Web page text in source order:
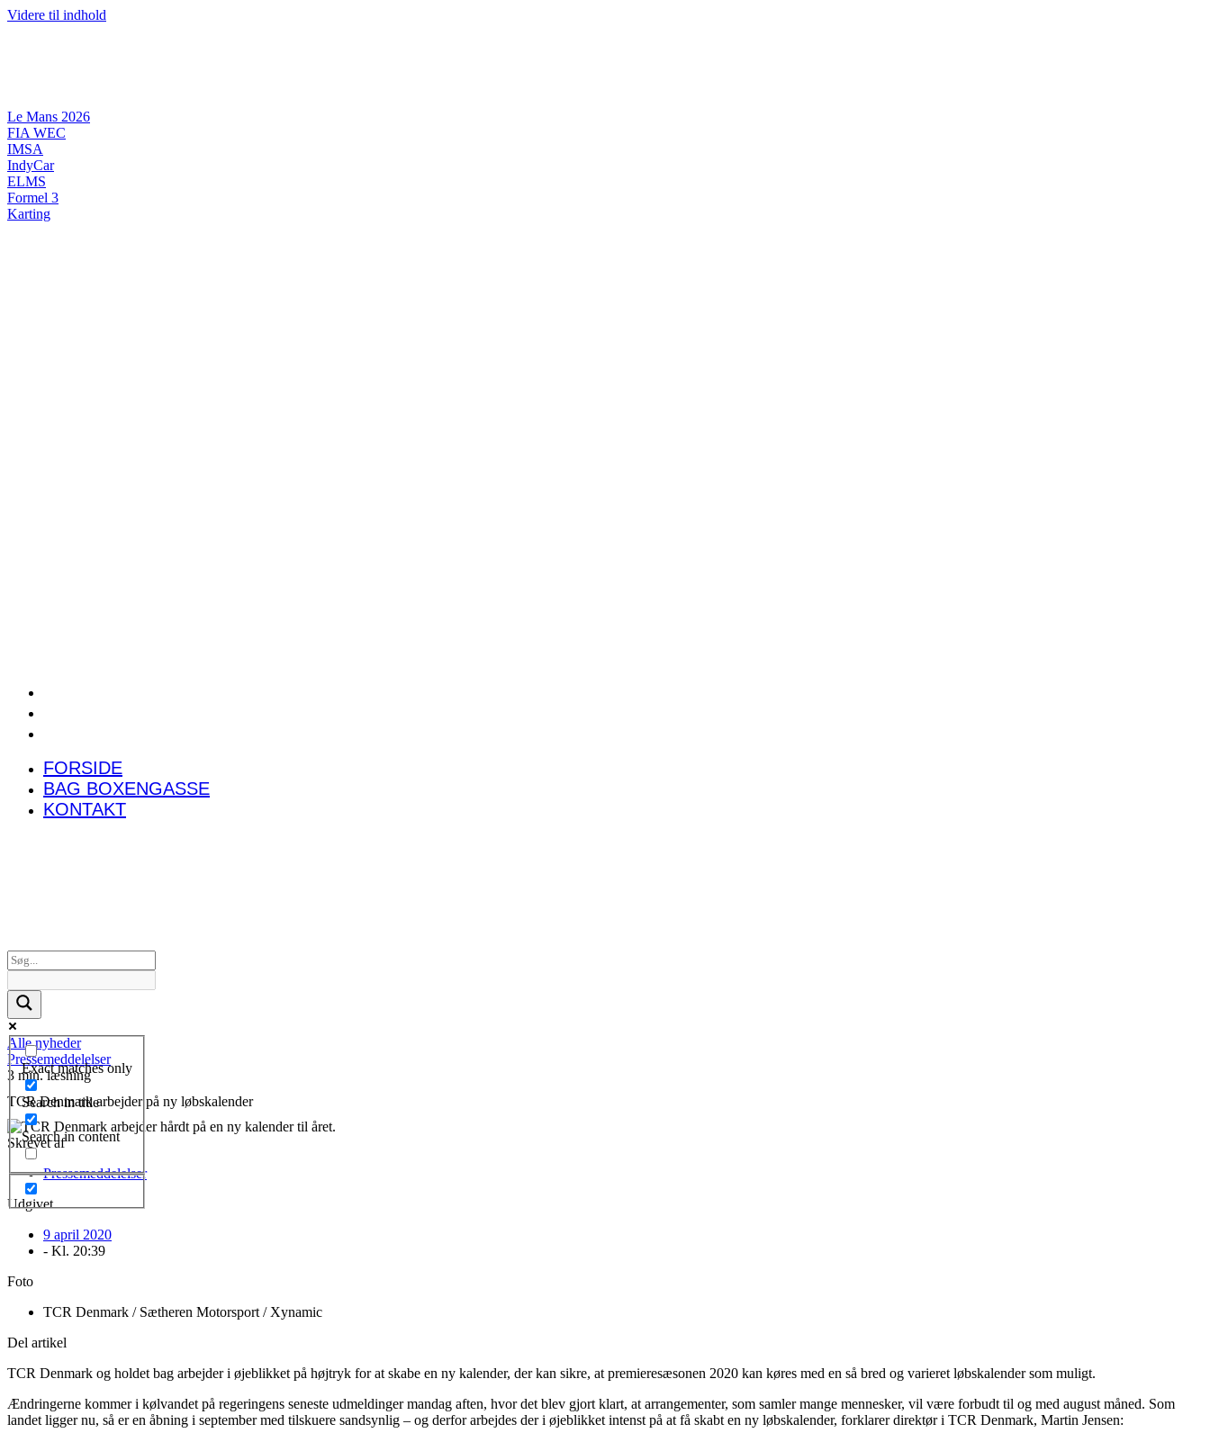
Videre til indhold
Le Mans 2026
FIA WEC
IMSA
IndyCar
ELMS
Formel 3
Karting
FORSIDE
BAG BOXENGASSE
KONTAKT
Exact matches only
Search in title
Search in content
Alle nyheder
Pressemeddelelser
3 min. læsning
TCR Denmark arbejder på ny løbskalender
Skrevet af
Pressemeddelelser
Udgivet
9 april 2020
- Kl. 20:39
Foto
TCR Denmark / Sætheren Motorsport / Xynamic
Del artikel
TCR Denmark og holdet bag arbejder i øjeblikket på højtryk for at skabe en ny kalender, der kan sikre, at premieresæsonen 2020 kan køres med en så bred og varieret løbskalender som muligt.
Ændringerne kommer i kølvandet på regeringens seneste udmeldinger mandag aften, hvor det blev gjort klart, at arrangementer, som samler mange mennesker, vil være forbudt til og med august måned. Som
landet ligger nu, så er en åbning i september med tilskuere sandsynlig – og derfor arbejdes der i øjeblikket intenst på at få skabt en ny løbskalender, forklarer direktør i TCR Denmark, Martin Jensen: